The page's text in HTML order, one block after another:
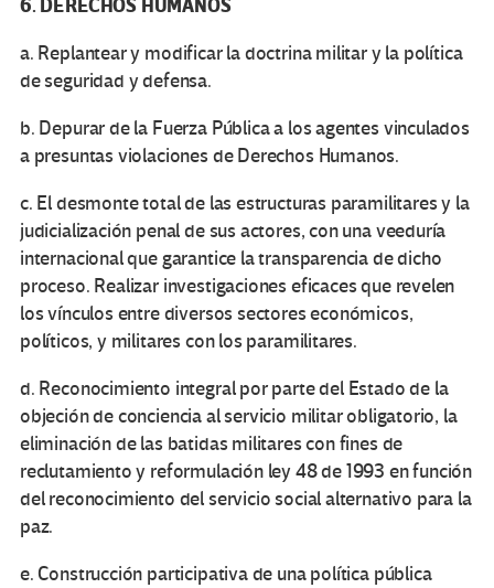
6. DERECHOS HUMANOS
a. Replantear y modificar la doctrina militar y la política
de seguridad y defensa.
b. Depurar de la Fuerza Pública a los agentes vinculados
a presuntas violaciones de Derechos Humanos.
c. El desmonte total de las estructuras paramilitares y la
judicialización penal de sus actores, con una veeduría
internacional que garantice la transparencia de dicho
proceso. Realizar investigaciones eficaces que revelen
los vínculos entre diversos sectores económicos,
políticos, y militares con los paramilitares.
d. Reconocimiento integral por parte del Estado de la
objeción de conciencia al servicio militar obligatorio, la
eliminación de las batidas militares con fines de
reclutamiento y reformulación ley 48 de 1993 en función
del reconocimiento del servicio social alternativo para la
paz.
e. Construcción participativa de una política pública